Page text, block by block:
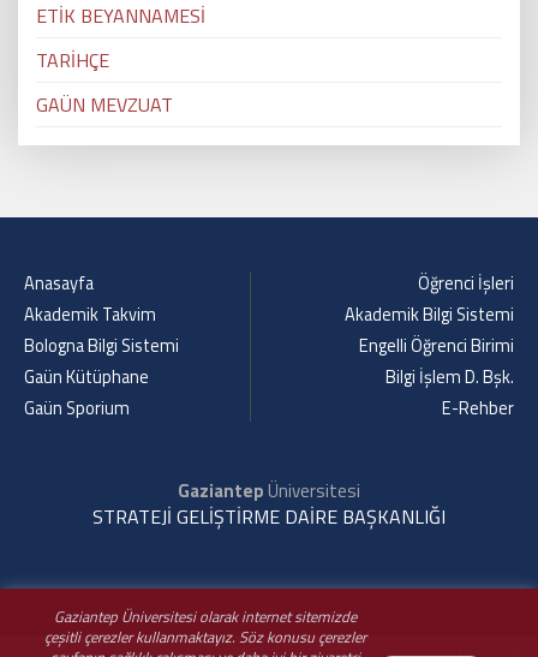
Gaziantep Üniversitesi olarak internet sitemizde
çeşitli çerezler kullanmaktayız. Söz konusu çerezler
ETİK BEYANNAMESİ
TARİHÇE
GAÜN MEVZUAT
Anasayfa
Akademik Takvim
Bologna Bilgi Sistemi
Gaün Kütüphane
Gaün Sporium
Öğrenci İşleri
Akademik Bilgi Sistemi
Engelli Öğrenci Birimi
Bilgi İşlem D. Bşk.
E-Rehber
GaziantepÜniversitesi
STRATEJİ GELİŞTİRME DAİRE BAŞKANLIĞI